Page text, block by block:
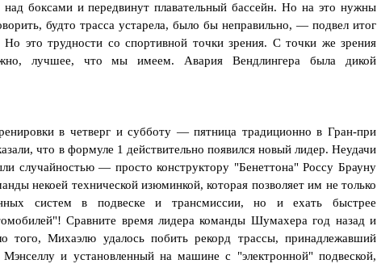
над боксами и передвинут плавательный бассейн. Но на это нужны
будто трасса устарела, было бы неправильно, — подвел итог
это трудности со спортивной точки зрения. С точки же зрения
лучшее, что мы имеем. Авария Вендлингера была дикой
в четверг и субботу — пятница традиционно в Гран-при
что в формуле 1 действительно появился новый лидер. Неудачи
случайностью — просто конструктору "Бенеттона" Россу Брауну
некоей технической изюминкой, которая позволяет им не только
систем в подвеске и трансмиссии, но и ехать быстрее
Сравните время лидера команды Шумахера год назад и
Михаэлю удалось побить рекорд трассы, принадлежавший
и установленный на машине с "электронной" подвеской,